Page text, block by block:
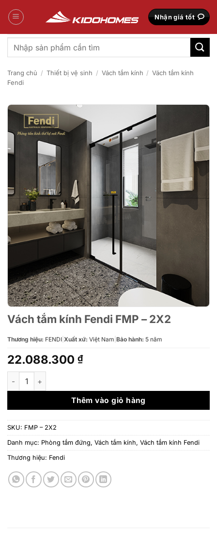
qua
Nhận giá tốt
Tìm
kiếm:
Trang chủ / Thiết bị vệ sinh / Vách tắm kính / Vách tắm kính
Fendi
Vách tắm kính Fendi FMP – 2X2
Thương hiệu: FENDI Xuất xứ: Việt Nam Bảo hành: 5 năm
22.088.300 ₫
Vách tắm kính Fendi FMP – 2X2 số lượng
Thêm vào giỏ hàng
SKU: FMP – 2X2
Danh mục: Phòng tắm đứng, Vách tắm kính, Vách tắm kính Fendi
Thương hiệu: Fendi